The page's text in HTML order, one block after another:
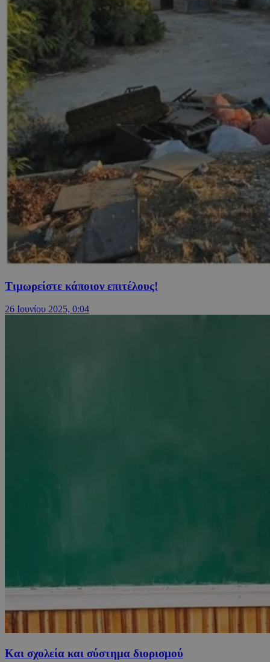
Τιμωρείστε κάποιον επιτέλους!
26 Ιουνίου 2025, 0:04
Και σχολεία και σύστημα διορισμού